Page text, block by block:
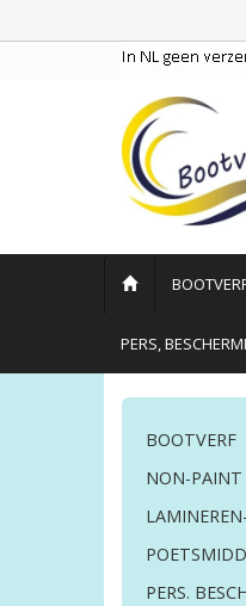
PERS,
BOOTVERF
NON-PAINT
PERS.